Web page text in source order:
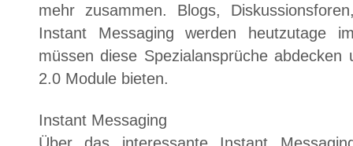
mehr zusammen. Blogs,
Instant Messaging werden heutzutage
müssen diese Spezialansprüche
2.0 Module bieten.
Instant Messaging